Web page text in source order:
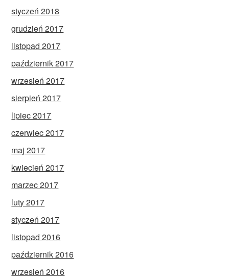
styczeń 2018
grudzień 2017
listopad 2017
październik 2017
wrzesień 2017
sierpień 2017
lipiec 2017
czerwiec 2017
maj 2017
kwiecień 2017
marzec 2017
luty 2017
styczeń 2017
listopad 2016
październik 2016
wrzesień 2016